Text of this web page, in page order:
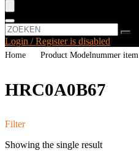
Login / Register is disabled
Home Product Modelnummer item
‎HRC0A0B67
Filter
Showing the single result